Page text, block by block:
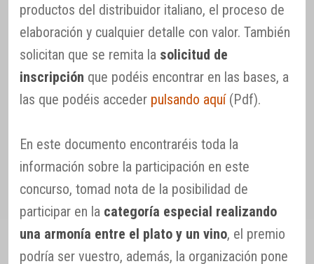
productos del distribuidor italiano, el proceso de
elaboración y cualquier detalle con valor. También
solicitan que se remita la solicitud de
inscripción que podéis encontrar en las bases, a
las que podéis acceder pulsando aquí(Pdf).
En este documento encontraréis toda la
información sobre la participación en este
concurso, tomad nota de la posibilidad de
participar en la categoría especial realizando
una armonía entre el plato y un vino, el premio
podría ser vuestro, además, la organización pone